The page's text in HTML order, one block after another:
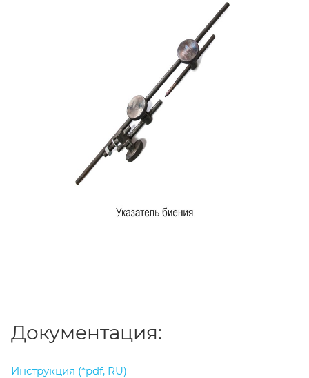
Документация:
Инструкция (*pdf, RU)